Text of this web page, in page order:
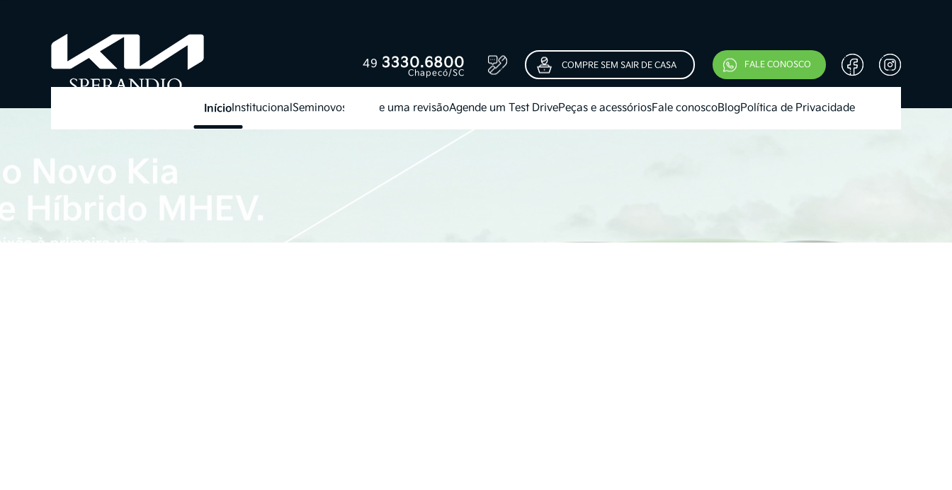
49 3330.6800
Chapecó/SC
COMPRE SEM SAIR DE CASA FALE CONOSCO
InícioInstitucionalSeminovos Agende uma revisãoAgende um Test DrivePeças e acessóriosFale conoscoBlogPolítica de Privacidade